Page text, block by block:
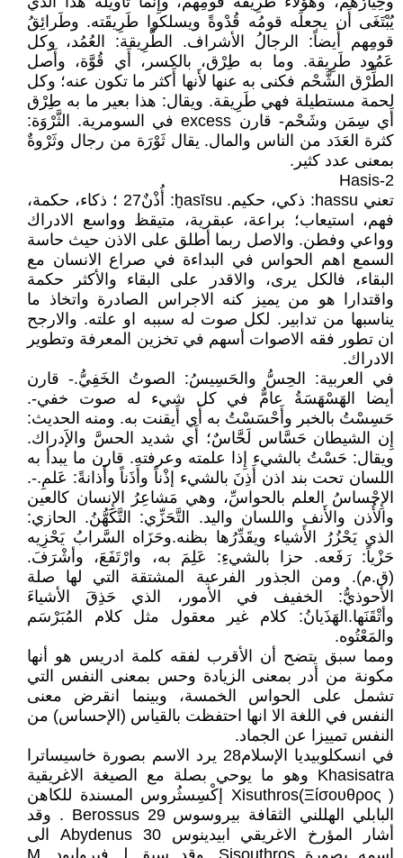
يُبْتَغَى أَن يجعلَه قومُه قُدْوةً ويسلكوا طَرِيقَته. وطَرائِقُ
قومِهم أَيضاً: الرجالُ الأشراف. الطَّرِيقة: العُمُد، وكل
عَمُود طَرِيقة. وما به طِرْق، بالكسر، أَي قُوَّة، وأَصل
الطِّرْق الشَّحْم فكنى به عنها لأَنها أَكثر ما تكون عنه؛ وكل
لحمة مستطيلة فهي طَرِيقة. ويقال: هذا بعير ما به طِرْق
أَي سِمَن وشَحْم- قارن excess في السومرية. الثَّرْوَة:
كثرة العَدَد من الناس والمال. يقال ثَوْرَة من رجال وثَرْوةٌ
بمعنى عدد كثير.
2-Hasis
تعني hassu: ذكي، حكيم. ḫasīsu: أُذْنٌ27 ؛ ذكاء، حكمة،
فهم، استيعاب؛ براعة، عبقرية، متيقظ وواسع الادراك
وواعي وفطن. والاصل ربما أطلق على الاذن حيث حاسة
السمع اهم الحواس في البداءة في صراع الانسان مع
البقاء، فالكل يرى، والاقدر على البقاء والأكثر حكمة
واقتدارا هو من يميز كنه الاجراس الصادرة واتخاذ ما
يناسبها من تدابير. لكل صوت له سببه او علته. والارجح
ان تطور فقه الاصوات أسهم في تخزين المعرفة وتطوير
الادراك.
في العربية: الحِسُّ والحَسِيسُ: الصوتُ الخَفِيُّ.- قارن
أيضا الهَسْهَسَةُ عامٌّ في كل شيء له صوت خفي-.
حَسِسْتُ بالخبر وأَحْسَسْتُ به أَي أَيقنت به. ومنه الحديث:
إِن الشيطان حَسَّاس لَحَّاسٌ؛ أَي شديد الحسَّ والإَدراك.
ويقال: حَسْتُ بالشيء إِذا علمته وعرفته. قارن ما يبدأ به
اللسان تحت بند اذن أَذِنَ بالشيء إذْناً وأَذَناً وأَذانةً: عَلمِ.-.
الإِحْساسُ العلم بالحواسِّ، وهي مَشاعِرُ الإِنسان كالعين
والأُذن والأَنف واللسان واليد. التَّحَزِّي: التَّكَهُّنُ. الحازي:
الذي يَحْزُرُ الأَشياء ويقَدِّرُها بظنه.وحَزَاه السَّرابُ يَحْزِيه
حَزْياً: رَفَعه. حزا بالشيءِ: عَلِمَ به، وارْتَفَعَ، وأشْرَفَ.
(ق.م). ومن الجذور الفرعية المشتقة التي لها صلة
الأحوذيُّ: الخفيف في الأمور، الذي حَذِقَ الأشياءَ
وأتْقَنَها.الهَذَيانُ: كلام غير معقول مثل كلام المُبَرْسَم
والمَعْتُوه.
ومما سبق يتضح أن الأقرب لفقه كلمة ادريس هو أنها
مكونة من أدر بمعنى الزيادة وحس بمعنى النفس التي
تشمل على الحواس الخمسة، وبينما انقرض معنى
النفس في اللغة الا انها احتفظت بالقياس (الإحساس) من
النفس تمييزا عن الجماد.
في انسكلوبيديا الإسلام28 يرد الاسم بصورة خاسيساترا
Khasisatra وهو ما يوحي بصلة مع الصيغة الاغريقية
Xisuthros(Ξίσουθρος ) إكْسِسثُروس المسندة للكاهن
البابلي الهللني الثقافة بيروسوس Berossus 29 . وقد
أشار المؤرخ الاغريقي ابيدينوس Abydenus 30 الى